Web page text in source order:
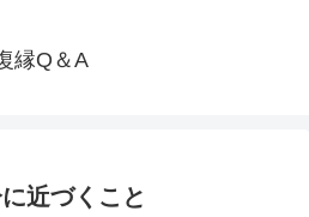
縁Q＆A
近づくこと